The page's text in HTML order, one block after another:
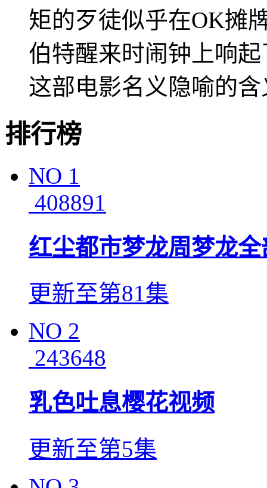
矩的歹徒似乎在OK摊
伯特醒来时闹钟上响
这部电影名义隐喻的
排行榜
NO 1
408891
红尘都市梦龙周梦龙
更新至第81集
NO 2
243648
乳色吐息樱花视频
更新至第5集